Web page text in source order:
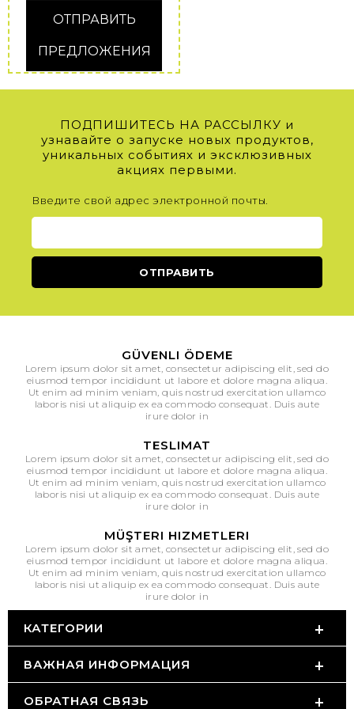
ОТПРАВИТЬ
ПРЕДЛОЖЕНИЯ
ПОДПИШИТЕСЬ НА РАССЫЛКУ и
узнавайте о запуске новых продуктов,
уникальных событиях и эксклюзивных
акциях первыми.
Введите свой адрес электронной почты.
GÜVENLI ÖDEME
Lorem ipsum dolor sit amet, consectetur adipiscing elit, sed do
eiusmod tempor incididunt ut labore et dolore magna aliqua.
Ut enim ad minim veniam, quis nostrud exercitation ullamco
laboris nisi ut aliquip ex ea commodo consequat. Duis aute
irure dolor in
TESLIMAT
Lorem ipsum dolor sit amet, consectetur adipiscing elit, sed do
eiusmod tempor incididunt ut labore et dolore magna aliqua.
Ut enim ad minim veniam, quis nostrud exercitation ullamco
laboris nisi ut aliquip ex ea commodo consequat. Duis aute
irure dolor in
MÜŞTERI HIZMETLERI
Lorem ipsum dolor sit amet, consectetur adipiscing elit, sed do
eiusmod tempor incididunt ut labore et dolore magna aliqua.
Ut enim ad minim veniam, quis nostrud exercitation ullamco
laboris nisi ut aliquip ex ea commodo consequat. Duis aute
irure dolor in
КАТЕГОРИИ
ВАЖНАЯ ИНФОРМАЦИЯ
ОБРАТНАЯ СВЯЗЬ